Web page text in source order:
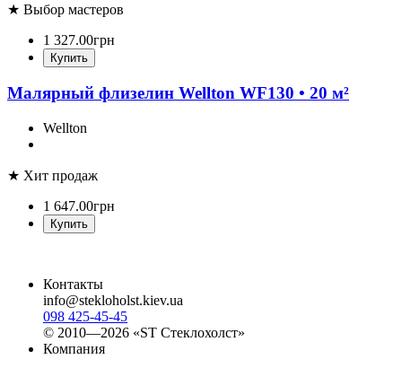
★ Выбор мастеров
1 327.00грн
Купить
Малярный флизелин Wellton WF130 • 20 м²
Wellton
★ Хит продаж
1 647.00грн
Купить
Контакты
info@stekloholst.kiev.ua
098 425-45-45
© 2010—2026 «ST Стеклохолст»
Компания